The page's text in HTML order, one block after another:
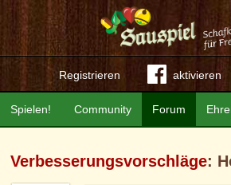
Registrieren aktivieren
Community Forum
Spielen!
Verbesserungsvorschläge: